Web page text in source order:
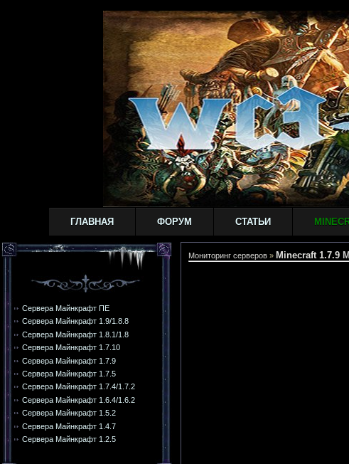
ГЛАВНАЯ ФОРУМ СТАТЬИ
Сервера Майнкрафт ПЕ
Сервера Майнкрафт 1.9/1.8.8
Сервера Майнкрафт 1.8.1/1.8
Сервера Майнкрафт 1.7.10
Сервера Майнкрафт 1.7.9
Сервера Майнкрафт 1.7.5
Сервера Майнкрафт 1.7.4/1.7.2
Сервера Майнкрафт 1.6.4/1.6.2
Сервера Майнкрафт 1.5.2
Сервера Майнкрафт 1.4.7
Сервера Майнкрафт 1.2.5
Мониторинг серверов » Minecraft 1.7.9